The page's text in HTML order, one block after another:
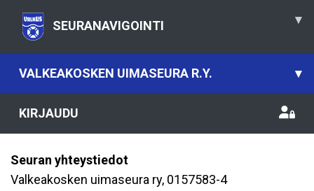
SEURANAVIGOINTI ▾
VALKEAKOSKEN UIMASEURA R.Y. ▾
KIRJAUDU
Seuran yhteystiedot
Valkeakosken uimaseura ry, 0157583-4